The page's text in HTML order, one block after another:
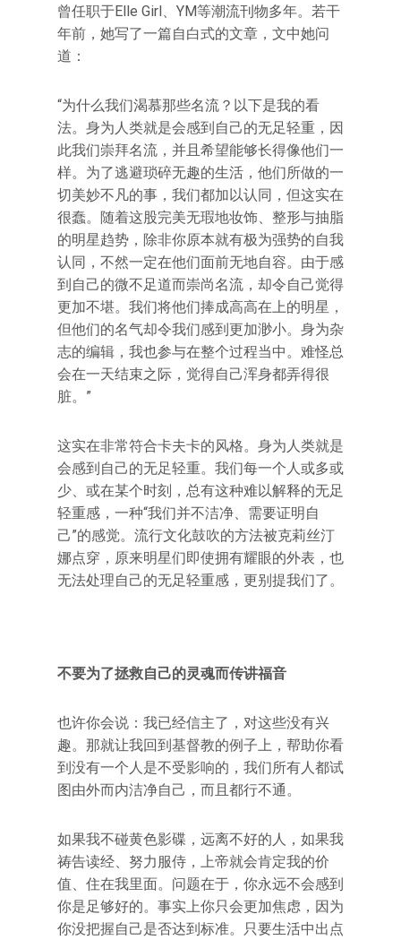
曾任职于Elle Girl、YM等潮流刊物多年。若干
年前，她写了一篇自白式的文章，文中她问
道：
“为什么我们渴慕那些名流？以下是我的看
法。身为人类就是会感到自己的无足轻重，因
此我们崇拜名流，并且希望能够长得像他们一
样。为了逃避琐碎无趣的生活，他们所做的一
切美妙不凡的事，我们都加以认同，但这实在
很蠢。随着这股完美无瑕地妆饰、整形与抽脂
的明星趋势，除非你原本就有极为强势的自我
认同，不然一定在他们面前无地自容。由于感
到自己的微不足道而崇尚名流，却令自己觉得
更加不堪。我们将他们捧成高高在上的明星，
但他们的名气却令我们感到更加渺小。身为杂
志的编辑，我也参与在整个过程当中。难怪总
会在一天结束之际，觉得自己浑身都弄得很
脏。”
这实在非常符合卡夫卡的风格。身为人类就是
会感到自己的无足轻重。我们每一个人或多或
少、或在某个时刻，总有这种难以解释的无足
轻重感，一种“我们并不洁净、需要证明自
己”的感觉。流行文化鼓吹的方法被克莉丝汀
娜点穿，原来明星们即使拥有耀眼的外表，也
无法处理自己的无足轻重感，更别提我们了。
不要为了拯救自己的灵魂而传讲福音
也许你会说：我已经信主了，对这些没有兴
趣。那就让我回到基督教的例子上，帮助你看
到没有一个人是不受影响的，我们所有人都试
图由外而内洁净自己，而且都行不通。
如果我不碰黄色影碟，远离不好的人，如果我
祷告读经、努力服侍，上帝就会肯定我的价
值、住在我里面。问题在于，你永远不会感到
你是足够好的。事实上你只会更加焦虑，因为
你没把握自己是否达到标准。只要生活中出点